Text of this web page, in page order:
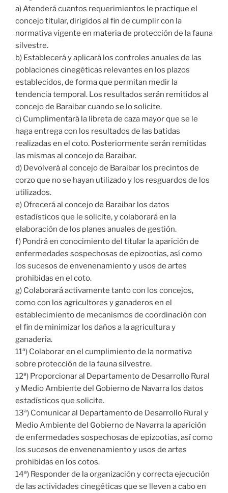
a) Atenderá cuantos requerimientos le practique el
concejo titular, dirigidos al fin de cumplir con la
normativa vigente en materia de protección de la fauna
silvestre.
b) Establecerá y aplicará los controles anuales de las
poblaciones cinegéticas relevantes en los plazos
establecidos, de forma que permitan medir la
tendencia temporal. Los resultados serán remitidos al
concejo de Baraibar cuando se lo solicite.
c) Cumplimentará la libreta de caza mayor que se le
haga entrega con los resultados de las batidas
realizadas en el coto. Posteriormente serán remitidas
las mismas al concejo de Baraibar.
d) Devolverá al concejo de Baraibar los precintos de
corzo que no se hayan utilizado y los resguardos de los
utilizados.
e) Ofrecerá al concejo de Baraibar los datos
estadísticos que le solicite, y colaborará en la
elaboración de los planes anuales de gestión.
f) Pondrá en conocimiento del titular la aparición de
enfermedades sospechosas de epizootias, así como
los sucesos de envenenamiento y usos de artes
prohibidas en el coto.
g) Colaborará activamente tanto con los concejos,
como con los agricultores y ganaderos en el
establecimiento de mecanismos de coordinación con
el fin de minimizar los daños a la agricultura y
ganaderia.
11ª) Colaborar en el cumplimiento de la normativa
sobre protección de la fauna silvestre.
12ª) Proporcionar al Departamento de Desarrollo Rural
y Medio Ambiente del Gobierno de Navarra los datos
estadísticos que solicite.
13ª) Comunicar al Departamento de Desarrollo Rural y
Medio Ambiente del Gobierno de Navarra la aparición
de enfermedades sospechosas de epizootias, así como
los sucesos de envenenamiento y usos de artes
prohibidas en los cotos.
14ª) Responder de la organización y correcta ejecución
de las actividades cinegéticas que se lleven a cabo en